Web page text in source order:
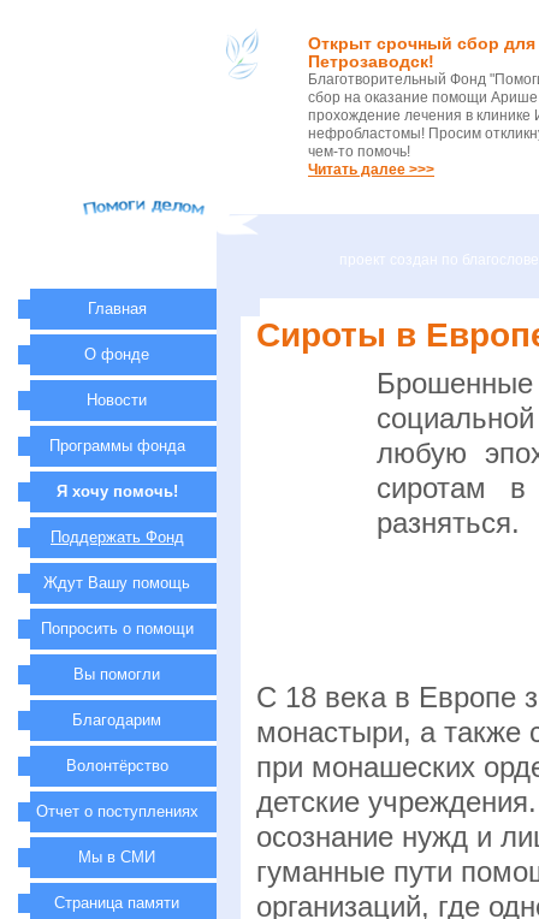
Открыт срочный сбор
Петрозаводск!
Благотворительный Фонд
сбор на оказание помощи Арише
прохождение лечения в клинике
нефробластомы! Просим
чем-то помочь!
Читать далее >>>
проект создан по
Сироты в
любую
сиротам
разняться.
С 18 века в Европе
монастыри, а также
при монашеских
детские
осознание нужд и
гуманные пути
организаций, где
Главная
О фонде
Новости
Программы фонда
Я хочу помочь!
Поддержать Фонд
Ждут Вашу помощь
Попросить о помощи
Вы помогли
Благодарим
Волонтёрство
Отчет о поступлениях
Мы в СМИ
Страница памяти